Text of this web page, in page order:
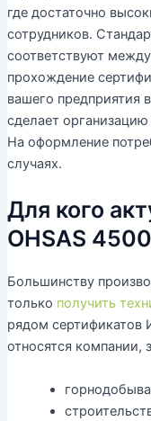
где достаточно
сотрудников.
соответствуют
прохождение
вашего предприятия
сделает
На оформление
случаях.
Для кого
OHSAS
Большинству
только получить
рядом сертификатов
относятся компании,